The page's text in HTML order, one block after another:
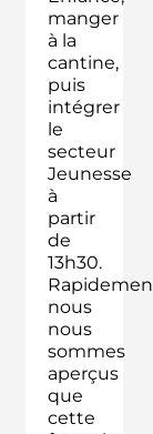
manger
à la
cantine,
puis
intégrer
le
secteur
Jeunesse
à
partir
de
13h30.
nous
nous
sommes
aperçus
que
cette